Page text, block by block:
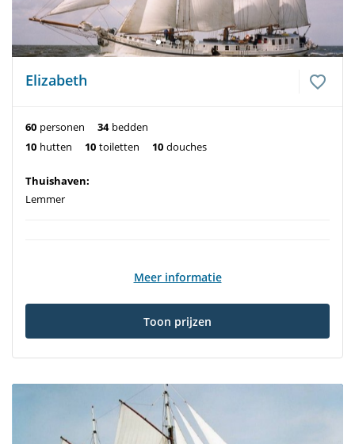
Elizabeth
60 personen 34 bedden
10 hutten 10 toiletten 10 douches
Thuishaven:
Lemmer
Meer informatie
Toon prijzen